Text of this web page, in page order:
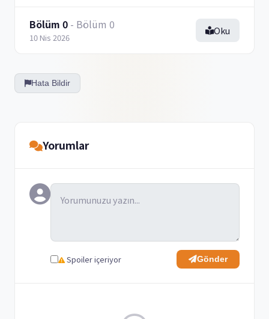
Bölüm 0 - Bölüm 0
10 Nis 2026
Oku
Hata Bildir
Yorumlar
Spoiler içeriyor Gönder